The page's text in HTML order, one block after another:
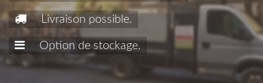
Livraison possible.
Option de stockage.